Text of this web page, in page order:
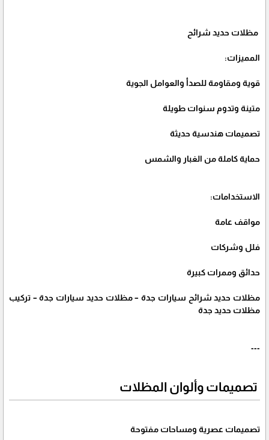
مظلات حديد شرائح
المميزات:
قوية ومقاومة للصدأ والعوامل الجوية
متينة وتدوم سنوات طويلة
تصميمات هندسية حديثة
حماية كاملة من الغبار والشمس
الاستخدامات:
مواقف عامة
فلل وشركات
حدائق وممرات كبيرة
مظلات حديد شرائح سيارات جدة – مظلات حديد سيارات جدة – تركيب
مظلات حديد جدة
---
تصميمات وألوان المظلات
تصميمات عصرية ومساحات مفتوحة